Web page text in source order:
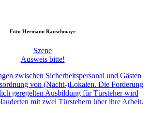
Foto Hermann Rauschmayr
Szene
Ausweis bitte!
zwischen Sicherheitspersonal und Gästen
von (Nacht-)Lokalen. Die Forderung
geregelten Ausbildung für Türsteher wird
mit zwei Türstehern über ihre Arbeit.